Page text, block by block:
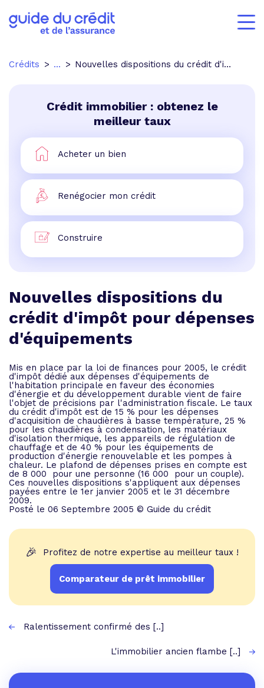
Crédits ... Nouvelles dispositions du crédit d'impôt pour dépenses d'équipements
Crédit immobilier : obtenez le
meilleur taux
Acheter un bien
Renégocier mon crédit
Construire
Nouvelles dispositions du
crédit d'impôt pour dépenses
d'équipements
Mis en place par la loi de finances pour 2005, le crédit
d'impôt dédié aux dépenses d'équipements de
l'habitation principale en faveur des économies
d'énergie et du développement durable vient de faire
l'objet de précisions par l'administration fiscale. Le taux
du crédit d'impôt est de 15 % pour les dépenses
d'acquisition de chaudières à basse température, 25 %
pour les chaudières à condensation, les matériaux
d'isolation thermique, les appareils de régulation de
chauffage et de 40 % pour les équipements de
production d'énergie renouvelable et les pompes à
chaleur. Le plafond de dépenses prises en compte est
de 8 000  pour une personne (16 000  pour un couple).
Ces nouvelles dispositions s'appliquent aux dépenses
payées entre le 1er janvier 2005 et le 31 décembre
2009.
Posté le 06 Septembre 2005 © Guide du crédit
🎉 Profitez de notre expertise au meilleur taux !
Comparateur de prêt immobilier
Ralentissement confirmé des [..]
L'immobilier ancien flambe [..]